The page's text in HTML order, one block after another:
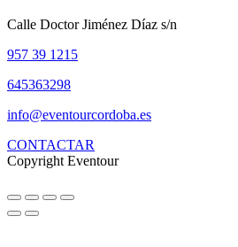
Calle Doctor Jiménez Díaz s/n
957 39 1215
645363298
info@eventourcordoba.es
CONTACTAR
Copyright Eventour